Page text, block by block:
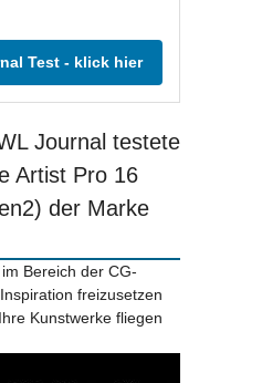
Test - klick hier
Journal testete
Artist Pro 16
der Marke
Bereich der CG-
freizusetzen
Kunstwerke fliegen